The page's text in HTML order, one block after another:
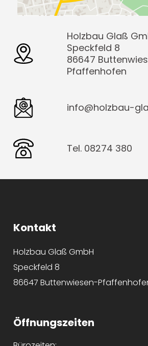
Holzbau Glaß
Speckfeld 8
86647
Pfaffenhofen
info@holzbau-
Tel. 08274 380
Kontakt
Holzbau Glaß GmbH
Speckfeld 8
86647 Buttenwiesen-
Öffnungszeiten